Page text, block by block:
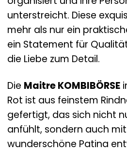
unterstreicht. Diese
mehr als nur ein
ein Statement für
die Liebe zum Detail.
Die Maitre KOMBIBÖRSE
Rot ist aus feinstem
gefertigt, das sich nicht
anfühlt, sondern auch
wunderschöne Patina